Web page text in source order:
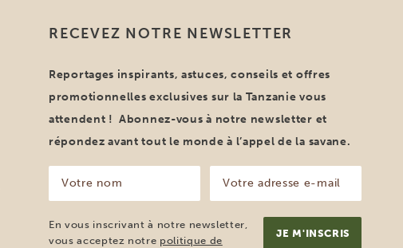
RECEVEZ NOTRE NEWSLETTER
Reportages inspirants, astuces, conseils et offres
promotionnelles exclusives sur la Tanzanie vous
attendent ! Abonnez-vous à notre newsletter et
répondez avant tout le monde à l’appel de la savane.
nom
(Nécessaire)
adresse
e-
mail
(Nécessaire)
En vous inscrivant à notre newsletter,
vous acceptez notre politique de